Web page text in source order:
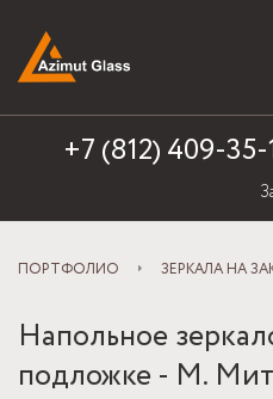
+7 (812) 409-35-
ПОРТФОЛИО ЗЕРКАЛА НА
Напольное
подложке - М.